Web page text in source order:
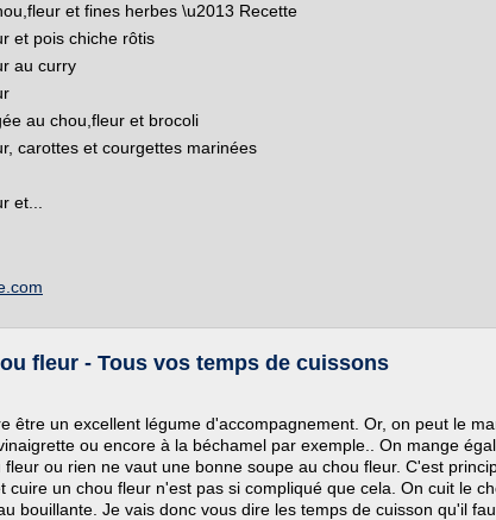
et fines herbes \u2013 Recette
et pois chiche rôtis
au curry
au chou,fleur et brocoli
carottes et courgettes marinées
et...
fleur - Tous vos temps de cuissons
être un excellent légume d'accompagnement. Or, on peut le
ou encore à la béchamel par exemple.. On mange
ou rien ne vaut une bonne soupe au chou fleur. C'est
cuire un chou fleur n'est pas si compliqué que cela. On cuit le
bouillante. Je vais donc vous dire les temps de cuisson qu'il